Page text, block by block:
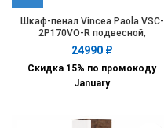
Шкаф-пенал Vincea Paola VSC-
2P170VO-R подвесной,
1700*350*350, V.Oak, правый
24990 ₽
Скидка 15% по промокоду
January